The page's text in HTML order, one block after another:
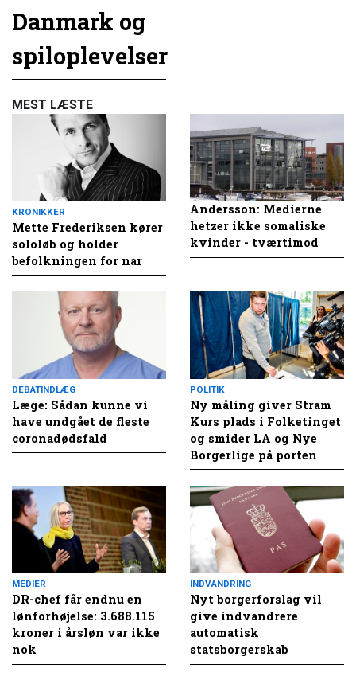
Danmark og
spiloplevelser
MEST LÆSTE
KRONIKKER
Mette Frederiksen kører
sololøb og holder
befolkningen for nar
Andersson: Medierne
hetzer ikke somaliske
kvinder - tværtimod
DEBATINDLÆG
Læge: Sådan kunne vi
have undgået de fleste
coronadødsfald
POLITIK
Ny måling giver Stram
Kurs plads i Folketinget
og smider LA og Nye
Borgerlige på porten
MEDIER
DR-chef får endnu en
lønforhøjelse: 3.688.115
kroner i årsløn var ikke
nok
INDVANDRING
Nyt borgerforslag vil
give indvandrere
automatisk
statsborgerskab